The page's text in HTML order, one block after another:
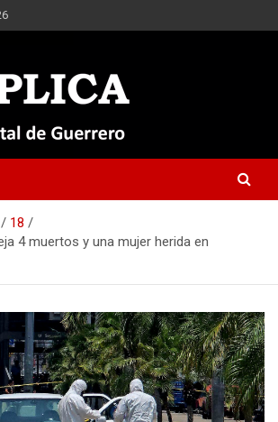
18
4 muertos y una mujer herida en